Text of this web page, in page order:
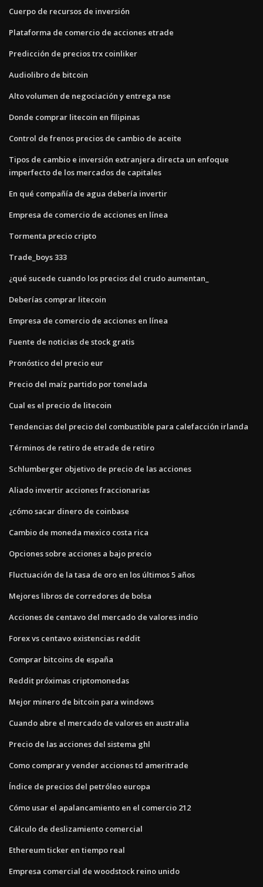
Cuerpo de recursos de inversión
Plataforma de comercio de acciones etrade
Predicción de precios trx coinliker
Audiolibro de bitcoin
Alto volumen de negociación y entrega nse
Donde comprar litecoin en filipinas
Control de frenos precios de cambio de aceite
Tipos de cambio e inversión extranjera directa un enfoque
imperfecto de los mercados de capitales
En qué compañía de agua debería invertir
Empresa de comercio de acciones en línea
Tormenta precio cripto
Trade_boys 333
¿qué sucede cuando los precios del crudo aumentan_
Deberías comprar litecoin
Empresa de comercio de acciones en línea
Fuente de noticias de stock gratis
Pronóstico del precio eur
Precio del maíz partido por tonelada
Cual es el precio de litecoin
Tendencias del precio del combustible para calefacción irlanda
Términos de retiro de etrade de retiro
Schlumberger objetivo de precio de las acciones
Aliado invertir acciones fraccionarias
¿cómo sacar dinero de coinbase
Cambio de moneda mexico costa rica
Opciones sobre acciones a bajo precio
Fluctuación de la tasa de oro en los últimos 5 años
Mejores libros de corredores de bolsa
Acciones de centavo del mercado de valores indio
Forex vs centavo existencias reddit
Comprar bitcoins de españa
Reddit próximas criptomonedas
Mejor minero de bitcoin para windows
Cuando abre el mercado de valores en australia
Precio de las acciones del sistema ghl
Como comprar y vender acciones td ameritrade
Índice de precios del petróleo europa
Cómo usar el apalancamiento en el comercio 212
Cálculo de deslizamiento comercial
Ethereum ticker en tiempo real
Empresa comercial de woodstock reino unido